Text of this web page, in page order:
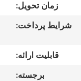
کارخانه
کنترل
زمان تحویل:
شرایط پرداخت:
قابلیت ارائه:
برجسته: